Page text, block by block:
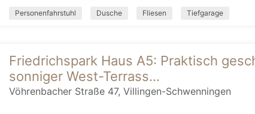
Personenfahrstuhl Dusche Fliesen Tiefgarage
Friedrichspark Haus A5: Praktisch
sonniger West-Terrass...
Vöhrenbacher Straße 47, Villingen-Schwenningen